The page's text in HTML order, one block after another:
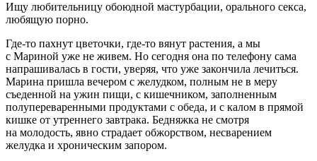
Ищу любительницу обоюдной мастурбации, орального секса,
любящую порно.
Где-то пахнут цветочки, где-то вянут растения, а мы
с Мариной уже не живем. Но сегодня она по телефону сама
напрашивалась в гости, уверяя, что уже закончила лечиться.
Марина пришла вечером с желудком, полным не в меру
съеденной на ужин пищи, с кишечником, заполненным
полупереваренными продуктами с обеда, и с калом в прямой
кишке от утреннего завтрака. Бедняжка не смотря
на молодость, явно страдает обжорством, несварением
желудка и хроническим запором.